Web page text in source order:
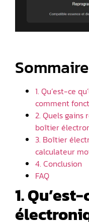
Sommaire
1. Qu’est-ce
comment
2. Quels gains
boîtier
3. Boîtier
calculateur
4. Conclusion
FAQ
1.